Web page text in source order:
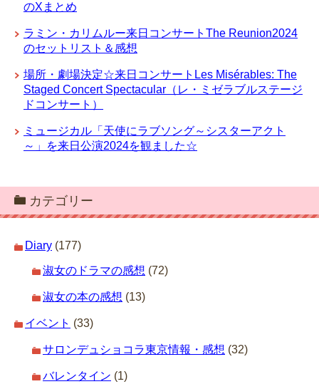
のXまとめ
ラミン・カリムルー来日コンサートThe Reunion2024
のセットリスト＆感想
場所・劇場決定☆来日コンサートLes Misérables: The
Staged Concert Spectacular（レ・ミゼラブルステージ
ドコンサート）
ミュージカル「天使にラブソング～シスターアクト
～」を来日公演2024を観ました☆
カテゴリー
Diary (177)
淑女のドラマの感想 (72)
淑女の本の感想 (13)
イベント (33)
サロンデュショコラ東京情報・感想 (32)
バレンタイン (1)